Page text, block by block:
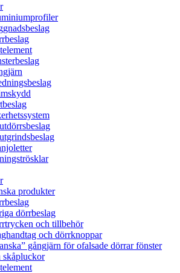
produkter
dörrbeslag
och tillbehör
och dörrknoppar
gångjärn för ofalsade dörrar fönster
skåpluckor